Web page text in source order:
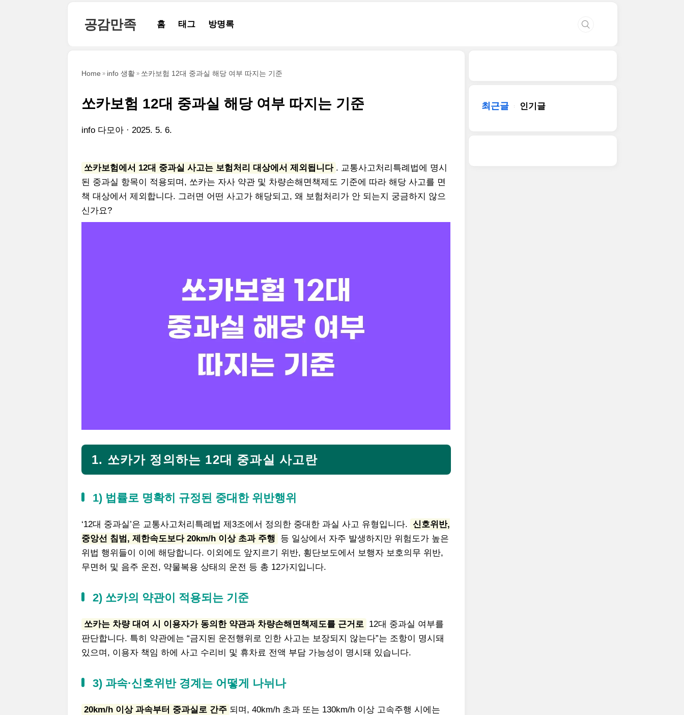
공감만족 홈 태그 방명록
Home info 생활 쏘카보험 12대 중과실 해당 여부 따지는 기준
쏘카보험 12대 중과실 해당 여부 따지는 기준
info 다모아 2025. 5. 6.
쏘카보험에서 12대 중과실 사고는 보험처리 대상에서 제외됩니다 . 교통사고처리특례법에 명시
된 중과실 항목이 적용되며, 쏘카는 자사 약관 및 차량손해면책제도 기준에 따라 해당 사고를 면
책 대상에서 제외합니다. 그러면 어떤 사고가 해당되고, 왜 보험처리가 안 되는지 궁금하지 않으
신가요?
1. 쏘카가 정의하는 12대 중과실 사고란
1) 법률로 명확히 규정된 중대한 위반행위
‘12대 중과실’은 교통사고처리특례법 제3조에서 정의한 중대한 과실 사고 유형입니다. 신호위반,
중앙선 침범, 제한속도보다 20km/h 이상 초과 주행
등 일상에서 자주 발생하지만 위험도가 높은
위법 행위들이 이에 해당합니다. 이외에도 앞지르기 위반, 횡단보도에서 보행자 보호의무 위반,
무면허 및 음주 운전, 약물복용 상태의 운전 등 총 12가지입니다.
2) 쏘카의 약관이 적용되는 기준
쏘카는 차량 대여 시 이용자가 동의한 약관과 차량손해면책제도를 근거로 12대 중과실 여부를
판단합니다. 특히 약관에는 “금지된 운전행위로 인한 사고는 보장되지 않는다”는 조항이 명시돼
있으며, 이용자 책임 하에 사고 수리비 및 휴차료 전액 부담 가능성이 명시돼 있습니다.
3) 과속·신호위반 경계는 어떻게 나뉘나
20km/h 이상 과속부터 중과실로 간주 되며, 40km/h 초과 또는 130km/h 이상 고속주행 시에는
최근글 인기글